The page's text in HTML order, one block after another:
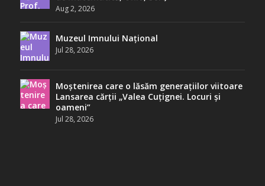
Aug 2, 2026
Muzeul Imnului Național
Jul 28, 2026
Moștenirea care o lăsăm generațiilor viitoare
Lansarea cărții „Valea Cuțignei. Locuri și
oameni”
Jul 28, 2026